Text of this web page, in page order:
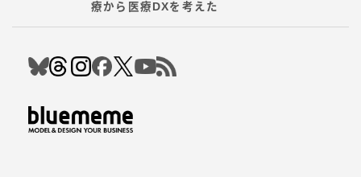
療から医療DXを考えた